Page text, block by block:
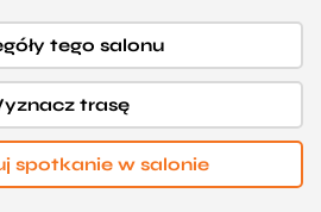
tego salonu
trasę
spotkanie w salonie